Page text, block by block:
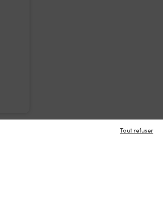
Tout refuser